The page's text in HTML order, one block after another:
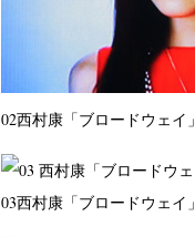
02西村康「ブロードウェイ」
03西村康「ブロードウェイ」